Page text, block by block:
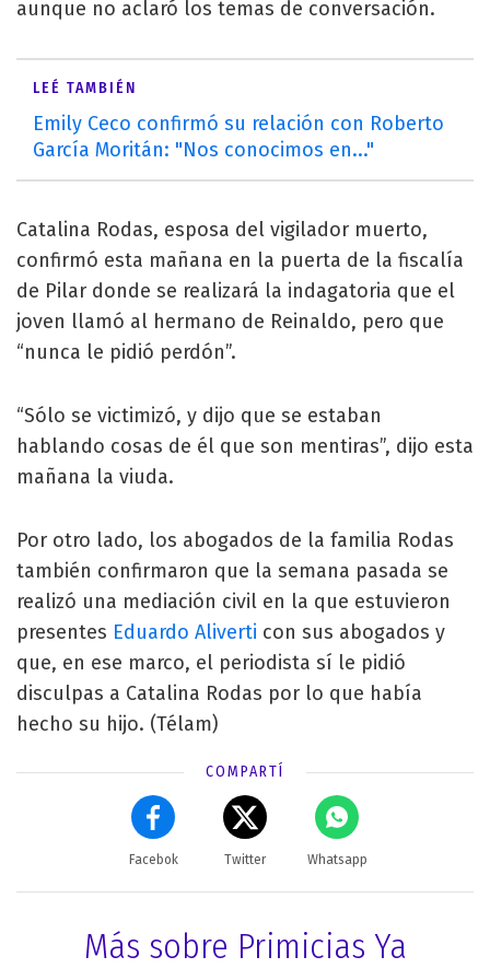
aunque no aclaró los temas de conversación.
LEÉ TAMBIÉN
Emily Ceco confirmó su relación con Roberto
García Moritán: "Nos conocimos en..."
Catalina Rodas, esposa del vigilador muerto,
confirmó esta mañana en la puerta de la fiscalía
de Pilar donde se realizará la indagatoria que el
joven llamó al hermano de Reinaldo, pero que
“nunca le pidió perdón”.
“Sólo se victimizó, y dijo que se estaban
hablando cosas de él que son mentiras”, dijo esta
mañana la viuda.
Por otro lado, los abogados de la familia Rodas
también confirmaron que la semana pasada se
realizó una mediación civil en la que estuvieron
presentes Eduardo Aliverti con sus abogados y
que, en ese marco, el periodista sí le pidió
disculpas a Catalina Rodas por lo que había
hecho su hijo. (Télam)
COMPARTÍ
Facebok Twitter Whatsapp
Más sobre Primicias Ya